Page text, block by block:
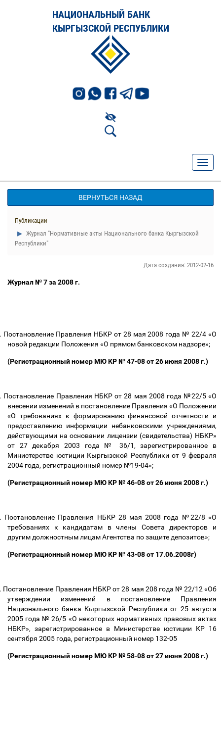
НАЦИОНАЛЬНЫЙ БАНК
КЫРГЫЗСКОЙ РЕСПУБЛИКИ
ВЕРНУТЬСЯ НАЗАД
Публикации
Журнал "Нормативные акты Национального банка Кыргызской
Республики"
Дата создания: 2012-02-16
Журнал № 7 за 2008 г.
Постановление Правления НБКР от 28 мая 2008 года № 22/4 «О
новой редакции Положения «О прямом банковском надзоре»;
(Регистрационный номер МЮ КР № 47-08 от 26 июня 2008 г.)
Постановление Правления НБКР от 28 мая 2008 года №22/5 «О
внесении изменений в постановление Правления «О Положении
«О требованиях к формированию финансовой отчетности и
предоставлению информации небанковскими учреждениями,
действующими на основании лицензии (свидетельства) НБКР»
от 27 декабря 2003 года № 36/1, зарегистрированное в
Министерстве юстиции Кыргызской Республики от 9 февраля
2004 года, регистрационный номер №19-04»;
(Регистрационный номер МЮ КР № 46-08 от 26 июня 2008 г.)
Постановление Правления НБКР 28 мая 2008 года №22/8 «О
требованиях к кандидатам в члены Совета директоров и
другим должностным лицам Агентства по защите депозитов»;
(Регистрационный номер МЮ КР № 43-08 от 17.06.2008г)
Постановление Правления НБКР от 28 мая 208 года № 22/12 «Об
утверждении изменений в постановление Правления
Национального банка Кыргызской Республики от 25 августа
2005 года № 26/5 «О некоторых нормативных правовых актах
НБКР», зарегистрированное в Министерстве юстиции КР 16
сентября 2005 года, регистрационный номер 132-05
(Регистрационный номер МЮ КР № 58-08 от 27 июня 2008 г.)